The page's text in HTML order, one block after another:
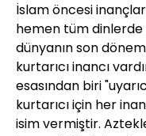
İslam öncesi
hemen tüm
dünyanın son
kurtarıcı inancı
esasından biri
kurtarıcı için her
isim vermiştir.